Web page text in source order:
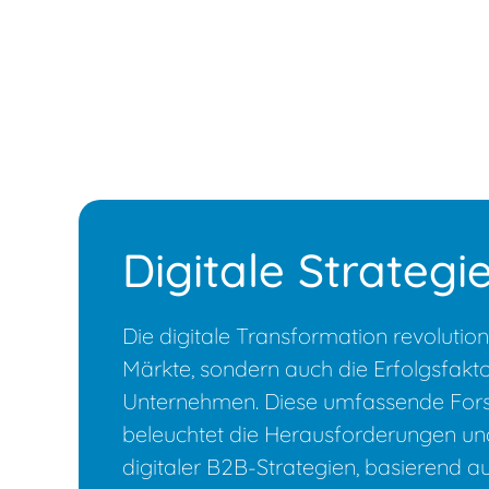
Digitale
Die digitale Transformation
Märkte, sondern auch die
Unternehmen. Diese umfassende
beleuchtet die Herausforderungen
digitaler B2B-Strategien, basierend